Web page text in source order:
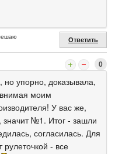
Ответить
0
упорно, доказывала,
моим
У вас же,
значит №1. Итог - зашли
согласилась. Для
рулеточкой - все